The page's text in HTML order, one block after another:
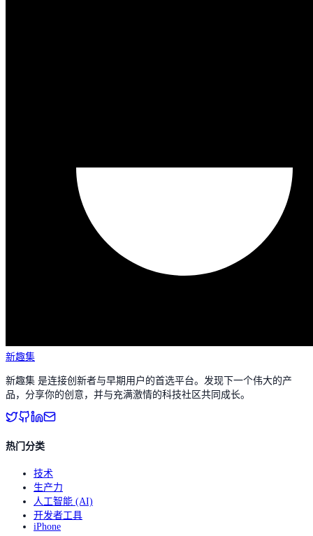
新趣集
新趣集 是连接创新者与早期用户的首选平台。发现下一个伟大的产
品，分享你的创意，并与充满激情的科技社区共同成长。
热门分类
技术
生产力
人工智能 (AI)
开发者工具
iPhone